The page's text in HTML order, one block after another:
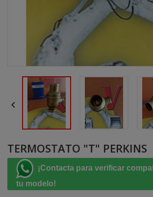

TERMOSTATO "T" PERKINS
¡Contacta para verificar
tu modelo!